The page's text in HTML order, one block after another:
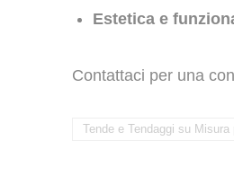
Estetica e
Contattaci per una
Tende e Tendaggi su Misura